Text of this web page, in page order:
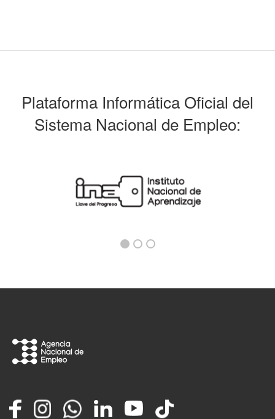
Plataforma Informática Oficial del
Sistema Nacional de Empleo:
FacebookInstagramWhatsappLinkedInYouTube
TikTok